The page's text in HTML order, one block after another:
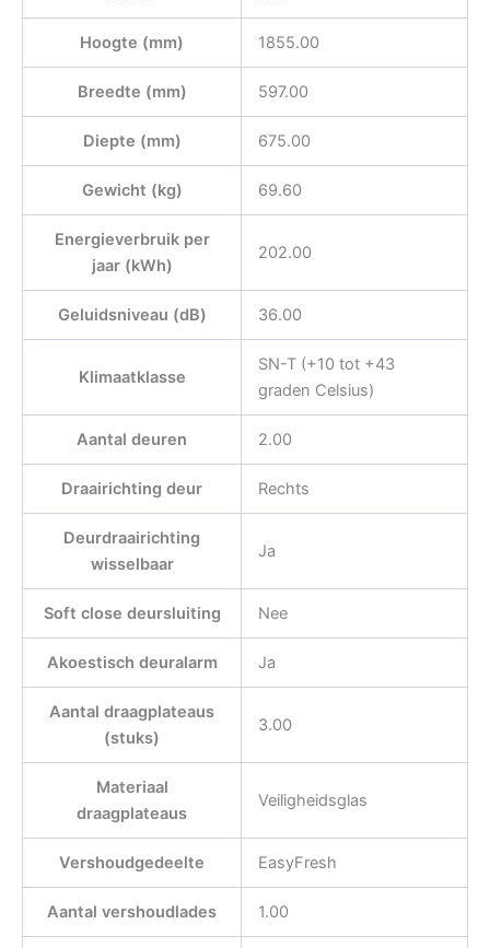
Hoogte (mm) 1855.00
Breedte (mm) 597.00
Diepte (mm) 675.00
Gewicht (kg) 69.60
Energieverbruik per
jaar (kWh)
202.00
Geluidsniveau (dB) 36.00
Klimaatklasse
SN-T (+10 tot +43
graden Celsius)
Aantal deuren 2.00
Draairichting deur Rechts
Deurdraairichting
wisselbaar
Ja
Soft close deursluiting Nee
Akoestisch deuralarm Ja
Aantal draagplateaus
(stuks)
3.00
Materiaal
draagplateaus
Veiligheidsglas
Vershoudgedeelte EasyFresh
Aantal vershoudlades 1.00